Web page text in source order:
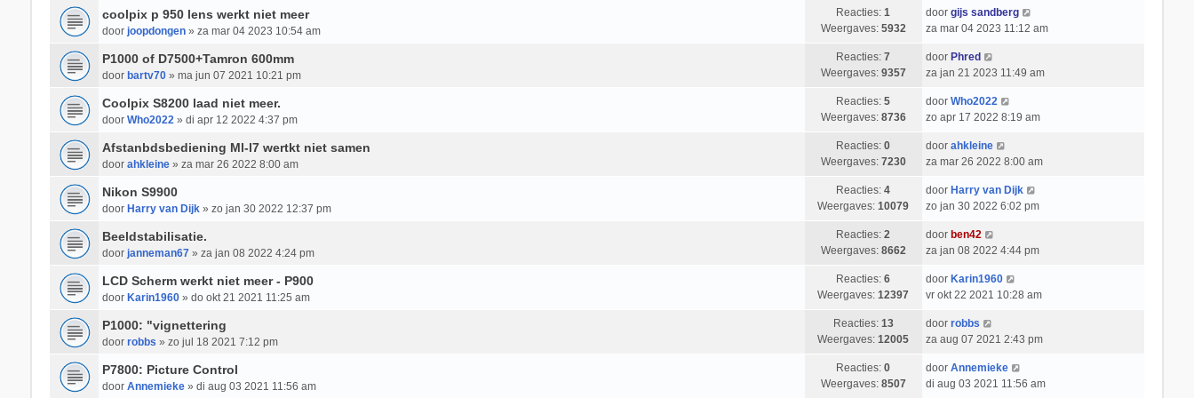
coolpix p 950 lens werkt niet meer
door joopdongen» za mar 04 2023 10:54 am
Reacties:1
Weergaves: 5932
door gijs sandberg
za mar 04 2023 11:12 am
P1000 of D7500+Tamron 600mm
door bartv70» ma jun 07 2021 10:21 pm
Reacties:7
Weergaves: 9357
door Phred
za jan 21 2023 11:49 am
Coolpix S8200 laad niet meer.
door Who2022» di apr 12 2022 4:37 pm
Reacties:5
Weergaves: 8736
door Who2022
zo apr 17 2022 8:19 am
Afstanbdsbediening Ml-l7 wertkt niet samen
door ahkleine» za mar 26 2022 8:00 am
Reacties:0
Weergaves: 7230
door ahkleine
za mar 26 2022 8:00 am
Nikon S9900
door Harry van Dijk» zo jan 30 2022 12:37 pm
Reacties:4
Weergaves:10079
door Harry van Dijk
zo jan 30 2022 6:02 pm
Beeldstabilisatie.
door janneman67» za jan 08 2022 4:24 pm
Reacties:2
Weergaves: 8662
door ben42
za jan 08 2022 4:44 pm
LCD Scherm werkt niet meer - P900
door Karin1960» do okt 21 2021 11:25 am
Reacties:6
Weergaves:12397
door Karin1960
vr okt 22 2021 10:28 am
P1000: "vignettering
door robbs » zo jul 18 2021 7:12 pm
Reacties: 13
Weergaves:12005
door robbs
za aug 07 2021 2:43 pm
P7800: Picture Control
door Annemieke» di aug 03 2021 11:56 am
Reacties:0
Weergaves: 8507
door Annemieke
di aug 03 2021 11:56 am